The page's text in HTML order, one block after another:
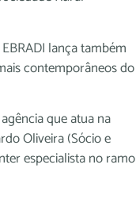
lança também
contemporâneos do
que atua na
Oliveira (Sócio e
especialista no ramo